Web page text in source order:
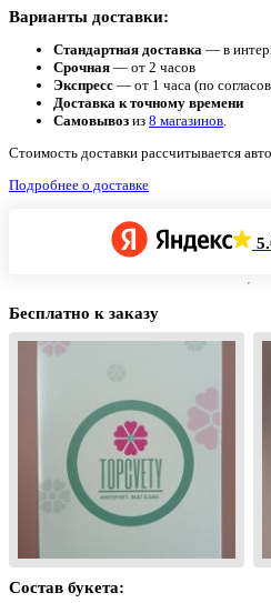
Варианты доставки:
Стандартная доставка — в
Срочная — от 2 часов
Экспресс — от 1 часа (по
Доставка к точному времени
Самовывоз из 8 магазинов
Стоимость доставки рассчитывается
Подробнее о доставке
Бесплатно к заказу
Состав букета: